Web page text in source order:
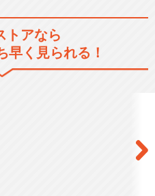
トアなら
早く見られる！